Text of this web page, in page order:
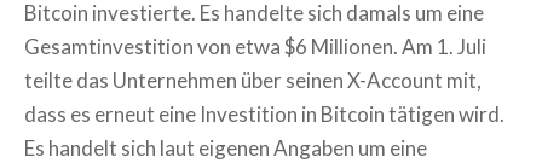
Bitcoin investierte. Es handelte sich damals um eine
Gesamtinvestition von etwa $6 Millionen. Am 1. Juli
teilte das Unternehmen über seinen X-Account mit,
dass es erneut eine Investition in Bitcoin tätigen wird.
Es handelt sich laut eigenen Angaben um eine